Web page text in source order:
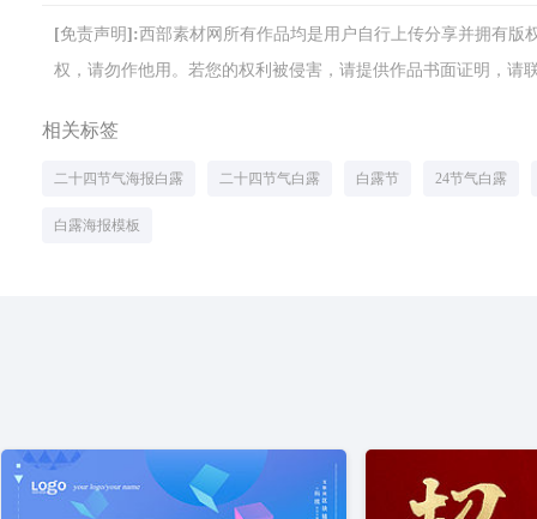
[免责声明]:西部素材网所有作品均是用户自行上传分享并拥有
权，请勿作他用。若您的权利被侵害，请提供作品书面证明，请
相关标签
二十四节气海报白露 二十四节气白露 白露节 24节气白露
白露海报模板